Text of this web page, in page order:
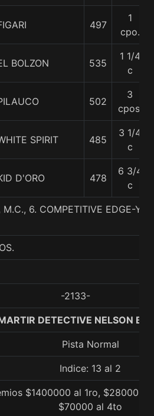
497
1
cpo.
BOLZON 535
1 1/4
c
502
3
cpos.
SPIRIT 485
3 1/4
c
D'ORO 478
6 3/4
c
M.C., 6. COMPETITIVE EDGE-YA
-2133-
DETECTIVE NELSON
Pista Normal
Indice: 13 al 2
$1400000 al 1ro, $280000
$70000 al 4to